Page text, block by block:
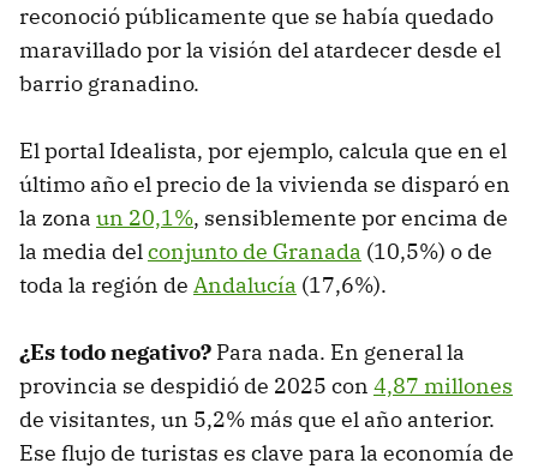
reconoció públicamente que se había quedado
maravillado por la visión del atardecer desde el
barrio granadino.
El portal Idealista, por ejemplo, calcula que en el
último año el precio de la vivienda se disparó en
la zona un 20,1%, sensiblemente por encima de
la media delconjunto de Granada (10,5%) o de
toda la región de Andalucía (17,6%).
¿Es todo negativo? Para nada. En general la
provincia se despidió de 2025 con 4,87 millones
de visitantes, un 5,2% más que el año anterior.
Ese flujo de turistas es clave para la economía de